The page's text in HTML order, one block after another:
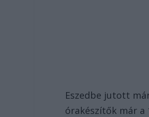
Eszedbe jutott
órakészítők már a